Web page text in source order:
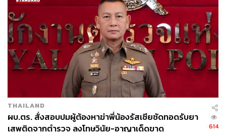
สำหรับทิศทางราคาของ Bitcoinในช่วงนี้ พิริยะกล่าวว่า ถือ
เป็นช่วงที่มองยาก เพราะมีทั้งคนที่มองว่าBitcoinอาจจะเข้า
สู่ฤดูหนาวแล้วก็ได้ แต่คนบางส่วนก็มองว่าการเกิดวิกฤตใหญ่
อย่างเช่นสงคราม ซึ่งทำให้คนมองเห็นประโยชน์ของBitcoin
มากขึ้น ก็อาจทำให้ราคาขึ้นได้เช่นกัน จึงอยากแนะนำให้นัก
ลงทุนเผื่อใจไว้ สำหรับมือใหม่ก็อาจทดลองครอบครองไว้บ้าง
ค่อยๆ ทำความรู้จักกับมัน ขณะที่การลงทุนใน Altcoin อาจ
เปรียบได้กับการลงทุนในธุรกิจสตาร์ทอัพที่มีความเสี่ยงสูง แต่
ถ้าเลือกถูกตัวก็มีโอกาสได้ผลตอบแทนสูงเช่นกัน
THAILAND
ผบ.ตร. สั่งสอบปมผู้ต้องหาฆ่าพี่น้องรัสเซียซัดทอดรับยา
เสพติดจากตำรวจ ลงโทษวินัย-อาญาเด็ดขาด
614